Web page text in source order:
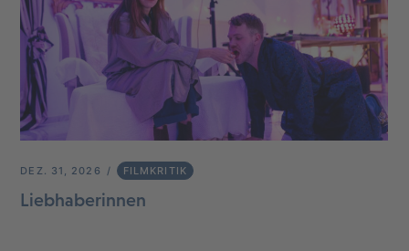
DEZ. 31, 2026 FILMKRITIK
Liebhaberinnen